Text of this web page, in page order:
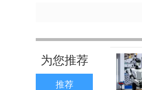
为您推荐
推荐